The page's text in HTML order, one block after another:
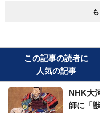
この記事の読者に
人気の記事
NHK大
師に「